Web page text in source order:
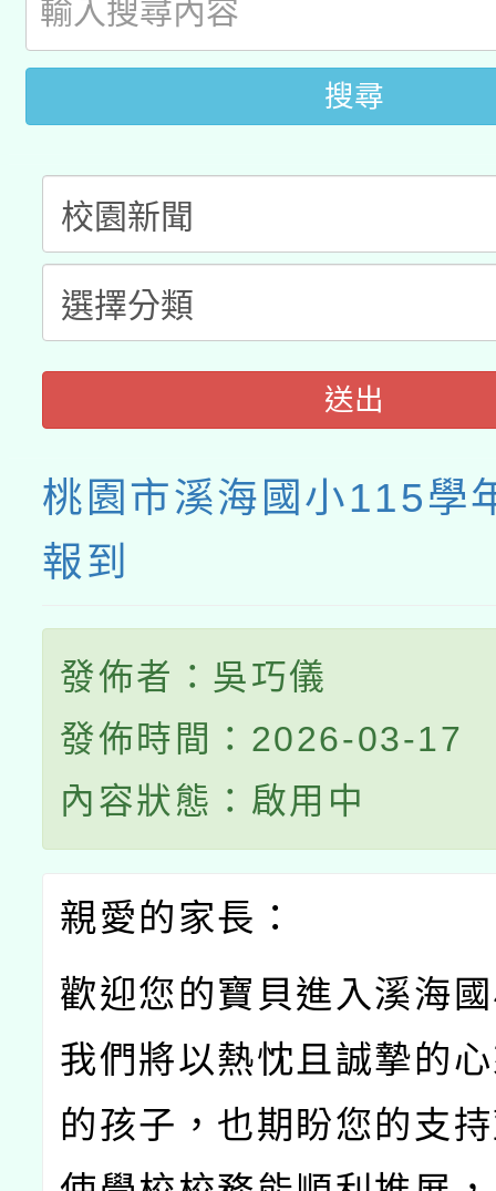
礎課程
A3數位素養講師名單
搜尋
送出
桃園市溪海國小115學
報到
發佈者：吳巧儀
發佈時間：2026-03-17
內容狀態：啟用中
親愛的家長：
歡迎您的寶貝進入溪海
我們將以熱忱且誠摯的
的孩子，也期盼您的支